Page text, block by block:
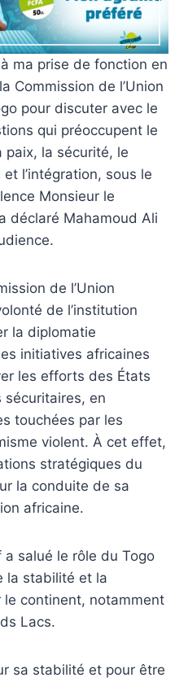
ma prise de fonction en
Commission de l’Union
pour discuter avec le
qui préoccupent le
la sécurité, le
l’intégration, sous le
Monsieur le
déclaré Mahamoud Ali
de l’Union
de l’institution
la diplomatie
initiatives africaines
les efforts des États
en
touchées par les
violent. À cet effet,
stratégiques du
la conduite de sa
africaine.
salué le rôle du Togo
la stabilité et la
continent, notamment
Lacs.
sa stabilité et pour être